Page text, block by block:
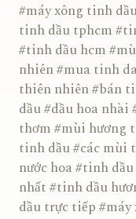
#máy xông tinh
tinh dầu tphcm
#tinh dầu hcm
nhiên #mua tinh
thiên nhiên #bán
dầu #dầu hoa
thơm #mùi hương
tinh dầu #các mùi
nước hoa #tinh
nhất #tinh dầu
dầu trực tiếp